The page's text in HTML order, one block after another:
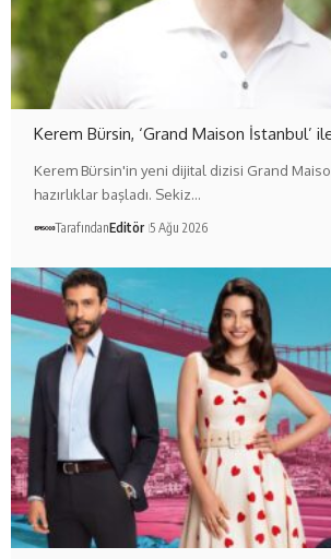
Kerem Bürsin, ‘Grand Maison İstanbul’
Kerem Bürsin'in yeni dijital dizisi Grand
hazırlıklar başladı. Sekiz…
TarafındanEditör 5 Ağu 2026